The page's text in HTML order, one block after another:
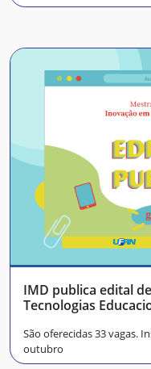
IMD publica edital
Tecnologias
São oferecidas 33 vagas.
outubro